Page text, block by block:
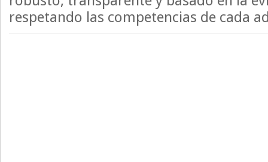
respetando las competencias de cada